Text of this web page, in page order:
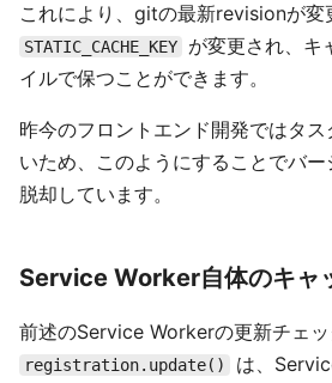
これにより、gitの最新revisionが変
STATIC_CACHE_KEY
が変更され、キ
イルで保つことができます。
昨今のフロントエンド開発ではタ
いため、このようにすることでバ
脱却しています。
Service Worker自体のキャ
前述のService Workerの更新チェ
registration.update() は、